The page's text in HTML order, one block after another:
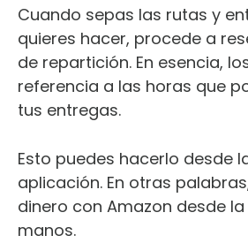
Cuando sepas las rutas y
quieres hacer, procede a
de repartición. En esencia,
referencia a las horas que
tus entregas.
Esto puedes hacerlo desde
aplicación. En otras
dinero con Amazon desde
manos.